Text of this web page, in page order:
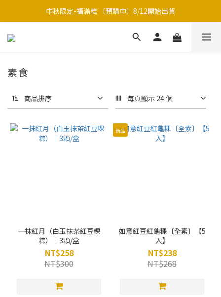
中秋限定-福滿糕 〔預購中〕8/12開始出貨
中秋限定-福滿糕 〔預購中〕8/12開始出貨
7/1~8/31新竹巨城 B1 快閃櫃【有販售現吃草仔粿】
素食
商品排序 每頁顯示 24 個
一抹紅月（白玉抹茶紅豆粿
粽）｜3顆/盒
NT$258
NT$300
新品
如意紅豆紅龜粿〔全素〕【5
入】
NT$238
NT$268